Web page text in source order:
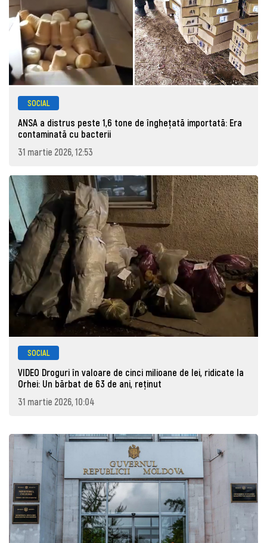
SOCIAL
ANSA a distrus peste 1,6 tone de înghețată importată: Era
contaminată cu bacterii
31 martie 2026, 12:53
SOCIAL
VIDEO Droguri în valoare de cinci milioane de lei, ridicate la
Orhei: Un bărbat de 63 de ani, reţinut
31 martie 2026, 10:04